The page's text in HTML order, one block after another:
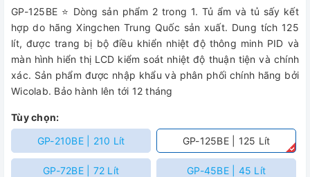
GP-125BE ⭐ Dòng sản phẩm 2 trong 1. Tủ ẩm và tủ sấy kết
hợp do hãng Xingchen Trung Quốc sản xuất. Dung tích 125
lít, được trang bị bộ điều khiển nhiệt độ thông minh PID và
màn hình hiển thị LCD kiểm soát nhiệt độ thuận tiện và chính
xác. Sản phẩm được nhập khẩu và phân phối chính hãng bởi
Wicolab. Bảo hành lên tới 12 tháng
Tùy chọn:
GP-210BE | 210 Lít
GP-125BE | 125 Lít
GP-72BE | 72 Lít GP-45BE | 45 Lít